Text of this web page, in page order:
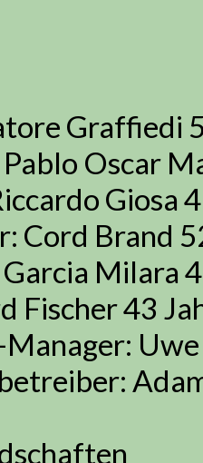
Graffiedi
Oscar
Giosa
Cord Brand
Milara
Fischer 43